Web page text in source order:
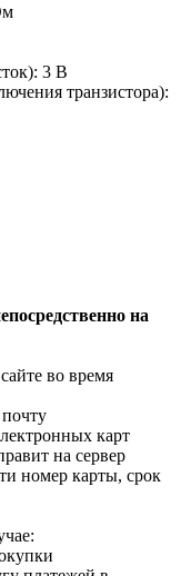
3 В
транзистора):
на
во время
карт
на сервер
номер карты, срок